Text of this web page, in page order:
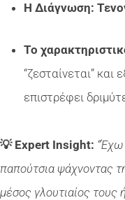
Η Διάγνωση:
Το
“ζεσταίνεται”
επιστρέφει
💡 Expert Insight: “Έχω
παπούτσια ψάχνοντας
μέσος γλουτιαίος τους